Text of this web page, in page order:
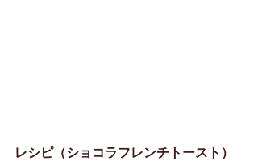
レシピ（ショコラフレンチトースト）